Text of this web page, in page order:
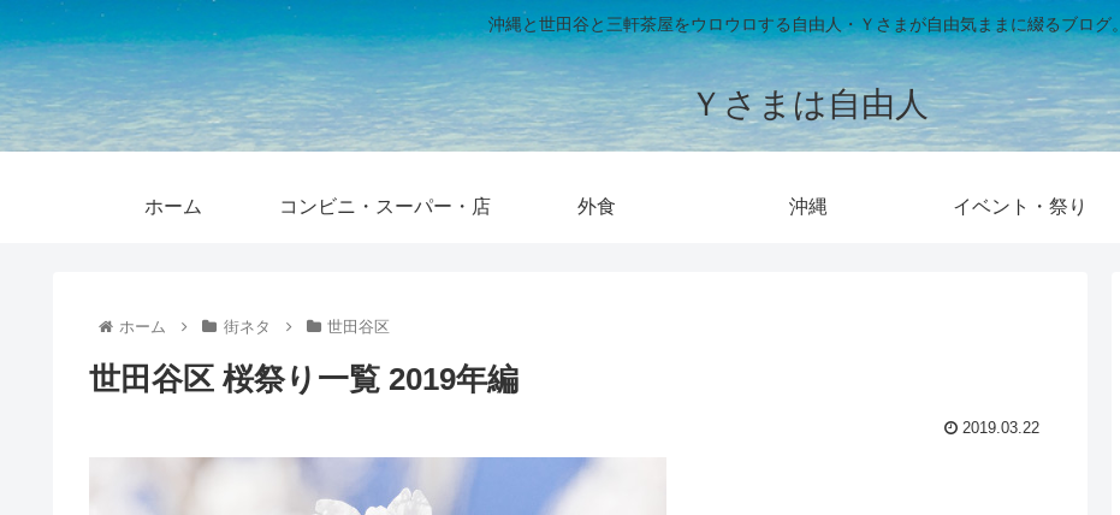
沖縄と世田谷と三軒茶屋をウロウロする自由人・Ｙさまが自由気ままに綴るブログ。
Ｙさまは自由人
ホーム コンビニ・スーパー・店 外食 沖縄 イベント・祭り
ホーム 街ネタ 世田谷区
世田谷区 桜祭り一覧 2019年編
2019.03.22